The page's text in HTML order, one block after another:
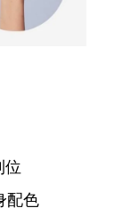
位
配色